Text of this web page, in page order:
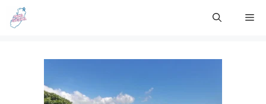
Skip